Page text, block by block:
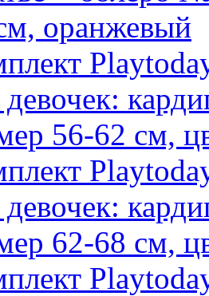
оранжевый
девочек:
56-62 см,
девочек:
62-68 см,